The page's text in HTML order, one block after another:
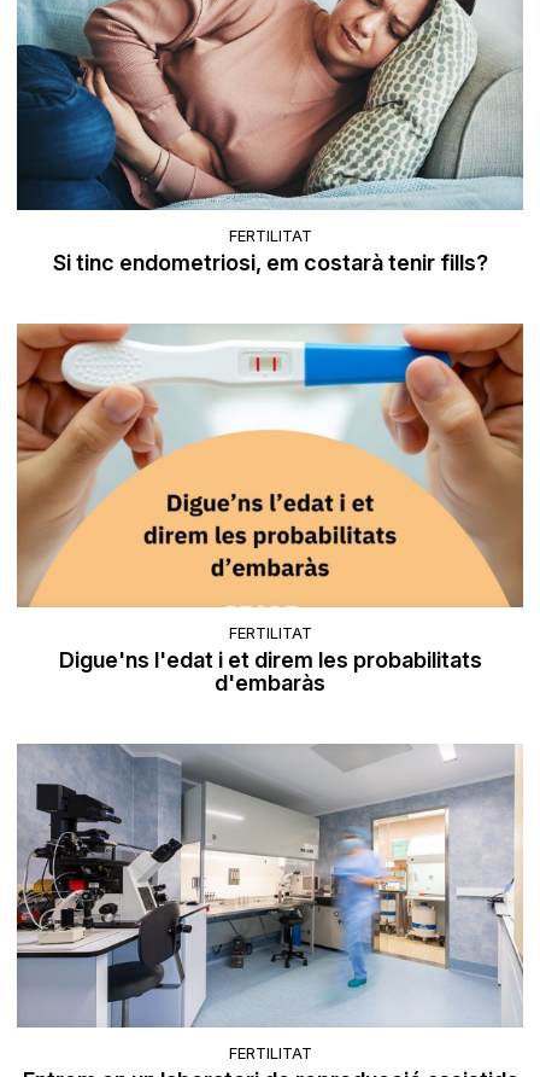
FERTILITAT
Si tinc endometriosi, em costarà tenir fills?
FERTILITAT
Digue'ns l'edat i et direm les probabilitats
d'embaràs
FERTILITAT